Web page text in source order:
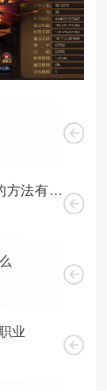
放置江湖升级江湖武学至500以上的方法有哪些
业